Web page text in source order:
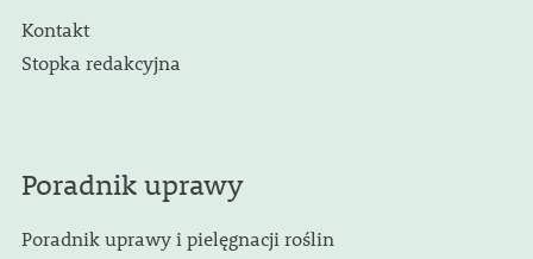
Kontakt
Stopka redakcyjna
Poradnik uprawy
Poradnik uprawy i pielęgnacji roślin